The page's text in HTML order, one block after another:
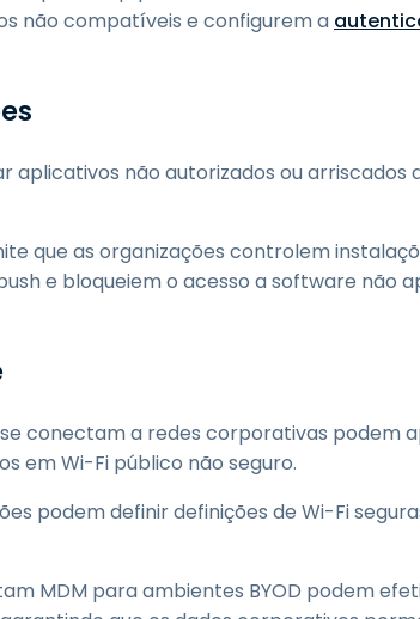
não compatíveis e configurem a
aplicativos não autorizados ou
que as organizações controlem
e bloqueiem o acesso a software não
se conectam a redes corporativas podem
em Wi-Fi público não seguro.
podem definir definições de Wi-Fi
MDM para ambientes BYOD podem